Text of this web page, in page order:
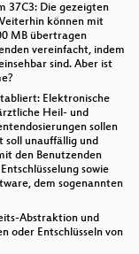
37C3: Die gezeigten
können mit
MB übertragen
vereinfacht, indem
sind. Aber ist
Elektronische
Heil- und
sollen
unauffällig und
den Benutzenden
sowie
dem sogenannten
Abstraktion und
oder Entschlüsseln von